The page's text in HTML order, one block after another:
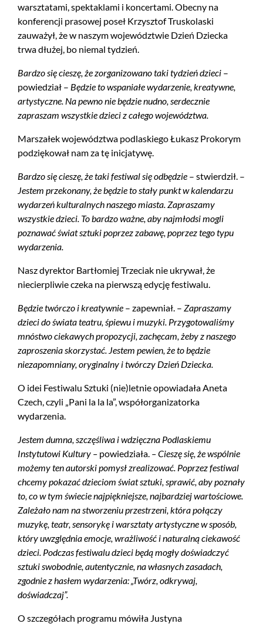
warsztatami, spektaklami i koncertami. Obecny na
konferencji prasowej poseł Krzysztof Truskolaski
zauważył, że w naszym województwie Dzień Dziecka
trwa dłużej, bo niemal tydzień.
Bardzo się cieszę, że zorganizowano taki tydzień dzieci –
powiedział – Będzie to wspaniałe wydarzenie, kreatywne,
artystyczne. Na pewno nie będzie nudno, serdecznie
zapraszam wszystkie dzieci z całego województwa.
Marszałek województwa podlaskiego Łukasz Prokorym
podziękował nam za tę inicjatywę.
Bardzo się cieszę, że taki festiwal się odbędzie – stwierdził. –
Jestem przekonany, że będzie to stały punkt w kalendarzu
wydarzeń kulturalnych naszego miasta. Zapraszamy
wszystkie dzieci. To bardzo ważne, aby najmłodsi mogli
poznawać świat sztuki poprzez zabawę, poprzez tego typu
wydarzenia.
Nasz dyrektor Bartłomiej Trzeciak nie ukrywał, że
niecierpliwie czeka na pierwszą edycję festiwalu.
Będzie twórczo i kreatywnie – zapewniał. – Zapraszamy
dzieci do świata teatru, śpiewu i muzyki. Przygotowaliśmy
mnóstwo ciekawych propozycji, zachęcam, żeby z naszego
zaproszenia skorzystać. Jestem pewien, że to będzie
niezapomniany, oryginalny i twórczy Dzień Dziecka.
O idei Festiwalu Sztuki (nie)letnie opowiadała Aneta
Czech, czyli „Pani la la la”, współorganizatorka
wydarzenia.
Jestem dumna, szczęśliwa i wdzięczna Podlaskiemu
Instytutowi Kultury – powiedziała. – Cieszę się, że wspólnie
możemy ten autorski pomysł zrealizować. Poprzez festiwal
chcemy pokazać dzieciom świat sztuki, sprawić, aby poznały
to, co w tym świecie najpiękniejsze, najbardziej wartościowe.
Zależało nam na stworzeniu przestrzeni, która połączy
muzykę, teatr, sensorykę i warsztaty artystyczne w sposób,
który uwzględnia emocje, wrażliwość i naturalną ciekawość
dzieci. Podczas festiwalu dzieci będą mogły doświadczyć
sztuki swobodnie, autentycznie, na własnych zasadach,
zgodnie z hasłem wydarzenia: „Twórz, odkrywaj,
doświadczaj”.
O szczegółach programu mówiła Justyna